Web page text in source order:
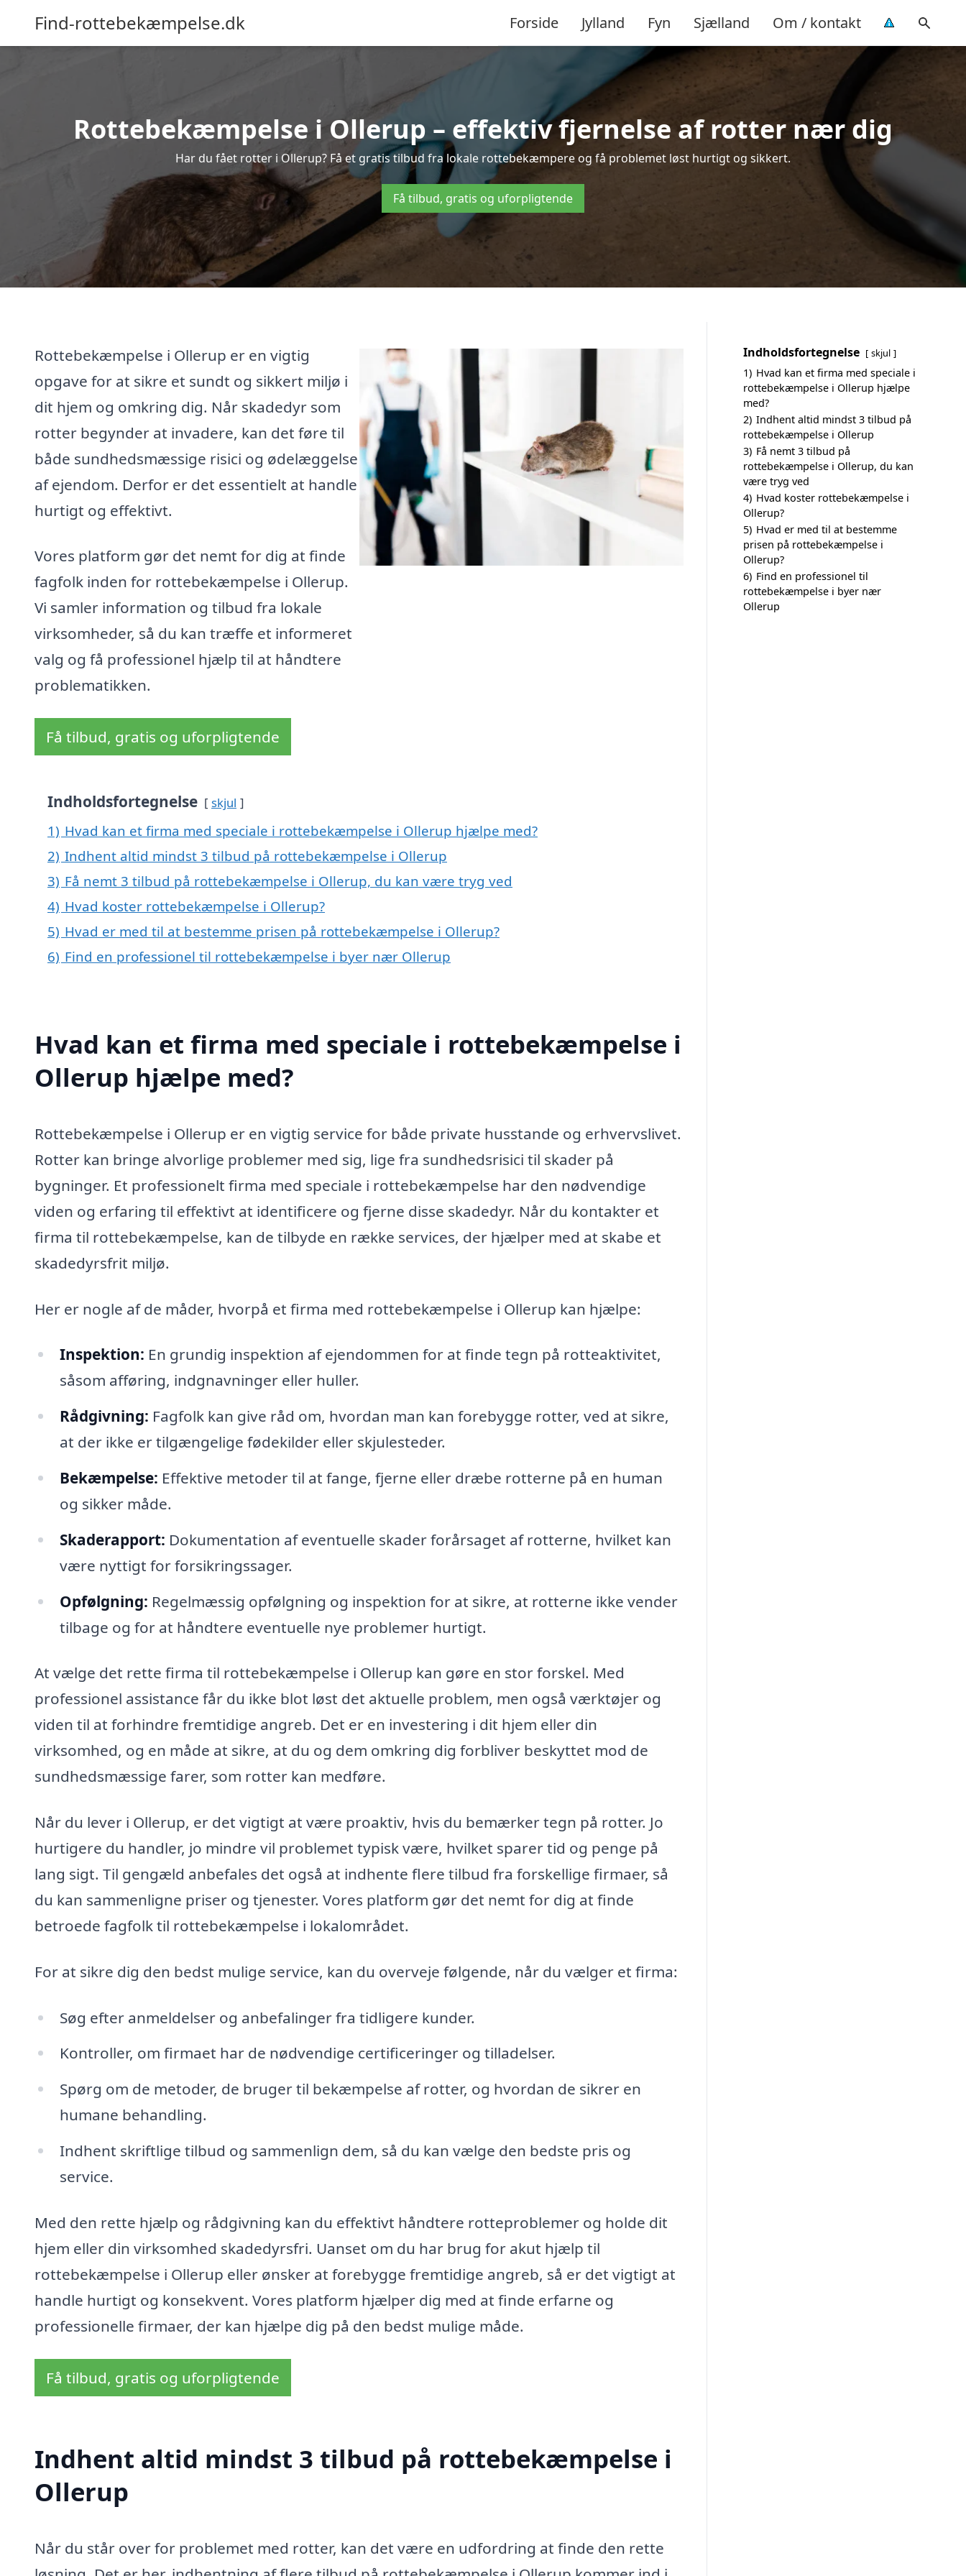
Find-rottebekæmpelse.dk Forside Jylland Fyn Sjælland Om / kontakt
Rottebekæmpelse i Ollerup – effektiv fjernelse af rotter nær dig
Har du fået rotter i Ollerup? Få et gratis tilbud fra lokale rottebekæmpere og få problemet løst hurtigt og sikkert.
Få tilbud, gratis og uforpligtende
Rottebekæmpelse i Ollerup er en vigtig
opgave for at sikre et sundt og sikkert miljø i
dit hjem og omkring dig. Når skadedyr som
rotter begynder at invadere, kan det føre til
både sundhedsmæssige risici og ødelæggelse
af ejendom. Derfor er det essentielt at handle
hurtigt og effektivt.
Vores platform gør det nemt for dig at finde
fagfolk inden for rottebekæmpelse i Ollerup.
Vi samler information og tilbud fra lokale
virksomheder, så du kan træffe et informeret
valg og få professionel hjælp til at håndtere
problematikken.
Få tilbud, gratis og uforpligtende
Indholdsfortegnelse skjul
1) Hvad kan et firma med speciale i rottebekæmpelse i Ollerup hjælpe med?
2) Indhent altid mindst 3 tilbud på rottebekæmpelse i Ollerup
3) Få nemt 3 tilbud på rottebekæmpelse i Ollerup, du kan være tryg ved
4) Hvad koster rottebekæmpelse i Ollerup?
5) Hvad er med til at bestemme prisen på rottebekæmpelse i Ollerup?
6) Find en professionel til rottebekæmpelse i byer nær Ollerup
Hvad kan et firma med speciale i rottebekæmpelse i
Ollerup hjælpe med?
Rottebekæmpelse i Ollerup er en vigtig service for både private husstande og erhvervslivet.
Rotter kan bringe alvorlige problemer med sig, lige fra sundhedsrisici til skader på
bygninger. Et professionelt firma med speciale i rottebekæmpelse har den nødvendige
viden og erfaring til effektivt at identificere og fjerne disse skadedyr. Når du kontakter et
firma til rottebekæmpelse, kan de tilbyde en række services, der hjælper med at skabe et
skadedyrsfrit miljø.
Her er nogle af de måder, hvorpå et firma med rottebekæmpelse i Ollerup kan hjælpe:
Inspektion: En grundig inspektion af ejendommen for at finde tegn på rotteaktivitet,
såsom afføring, indgnavninger eller huller.
Rådgivning: Fagfolk kan give råd om, hvordan man kan forebygge rotter, ved at sikre,
at der ikke er tilgængelige fødekilder eller skjulesteder.
Bekæmpelse: Effektive metoder til at fange, fjerne eller dræbe rotterne på en human
og sikker måde.
Skaderapport: Dokumentation af eventuelle skader forårsaget af rotterne, hvilket kan
være nyttigt for forsikringssager.
Opfølgning: Regelmæssig opfølgning og inspektion for at sikre, at rotterne ikke vender
tilbage og for at håndtere eventuelle nye problemer hurtigt.
At vælge det rette firma til rottebekæmpelse i Ollerup kan gøre en stor forskel. Med
professionel assistance får du ikke blot løst det aktuelle problem, men også værktøjer og
viden til at forhindre fremtidige angreb. Det er en investering i dit hjem eller din
virksomhed, og en måde at sikre, at du og dem omkring dig forbliver beskyttet mod de
sundhedsmæssige farer, som rotter kan medføre.
Når du lever i Ollerup, er det vigtigt at være proaktiv, hvis du bemærker tegn på rotter. Jo
hurtigere du handler, jo mindre vil problemet typisk være, hvilket sparer tid og penge på
lang sigt. Til gengæld anbefales det også at indhente flere tilbud fra forskellige firmaer, så
du kan sammenligne priser og tjenester. Vores platform gør det nemt for dig at finde
betroede fagfolk til rottebekæmpelse i lokalområdet.
For at sikre dig den bedst mulige service, kan du overveje følgende, når du vælger et firma:
Søg efter anmeldelser og anbefalinger fra tidligere kunder.
Kontroller, om firmaet har de nødvendige certificeringer og tilladelser.
Spørg om de metoder, de bruger til bekæmpelse af rotter, og hvordan de sikrer en
humane behandling.
Indhent skriftlige tilbud og sammenlign dem, så du kan vælge den bedste pris og
service.
Med den rette hjælp og rådgivning kan du effektivt håndtere rotteproblemer og holde dit
hjem eller din virksomhed skadedyrsfri. Uanset om du har brug for akut hjælp til
rottebekæmpelse i Ollerup eller ønsker at forebygge fremtidige angreb, så er det vigtigt at
handle hurtigt og konsekvent. Vores platform hjælper dig med at finde erfarne og
professionelle firmaer, der kan hjælpe dig på den bedst mulige måde.
Få tilbud, gratis og uforpligtende
Indhent altid mindst 3 tilbud på rottebekæmpelse i
Ollerup
Når du står over for problemet med rotter, kan det være en udfordring at finde den rette
Indholdsfortegnelse skjul
1) Hvad kan et firma med speciale i
rottebekæmpelse i Ollerup hjælpe
med?
2) Indhent altid mindst 3 tilbud på
rottebekæmpelse i Ollerup
3) Få nemt 3 tilbud på
rottebekæmpelse i Ollerup, du kan
være tryg ved
4) Hvad koster rottebekæmpelse i
Ollerup?
5) Hvad er med til at bestemme
prisen på rottebekæmpelse i
Ollerup?
6) Find en professionel til
rottebekæmpelse i byer nær
Ollerup